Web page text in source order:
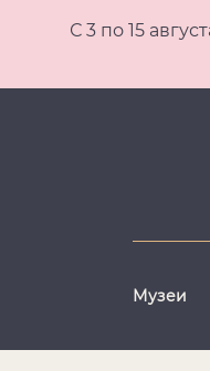
С 3 по 15
Музеи